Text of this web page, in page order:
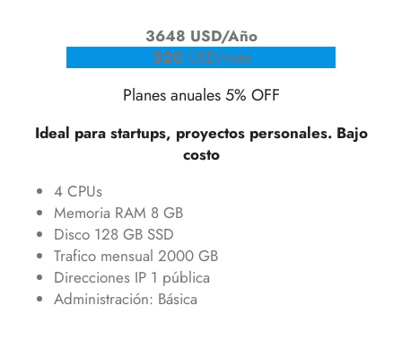
3648 USD/Año
320 USD/mes
Planes anuales 5% OFF
Ideal para startups, proyectos personales. Bajo
costo
4 CPUs
Memoria RAM 8 GB
Disco 128 GB SSD
Trafico mensual 2000 GB
Direcciones IP 1 pública
Administración: Básica